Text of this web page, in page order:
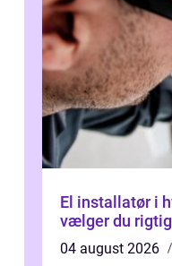
El installatør i
vælger du
04 august 2026